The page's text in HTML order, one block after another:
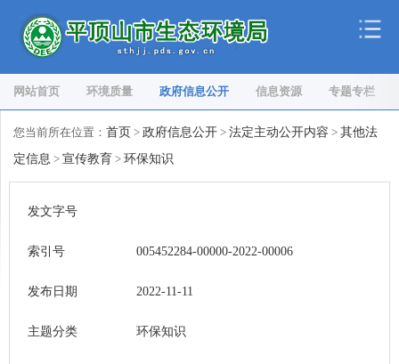
网站首页 环境质量 政府信息公开 信息资源 专题专栏
您当前所在位置： 首页 > 政府信息公开 > 法定主动公开内容 > 其他法
定信息 > 宣传教育 > 环保知识
发文字号
索引号 005452284-00000-2022-00006
发布日期 2022-11-11
主题分类 环保知识